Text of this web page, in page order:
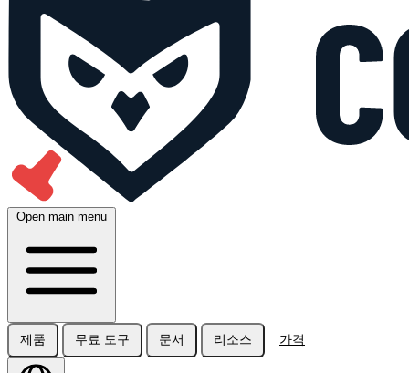
Open main menu
제품 무료 도구 문서 리소스 가격